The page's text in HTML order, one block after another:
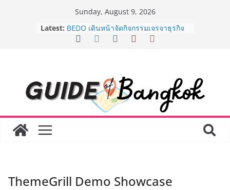
Sunday, August 9, 2026
Latest: AirAsia X SEE FAH พันธมิตรทางธุรกิจ
ยาวนานกว่า 20 ปี ต่อยอดเสิร์ฟความ
“BIO TRADE CONNECT 2026” ยก
ระดับผลิตภัณฑ์ท้องถิ่นสู่ตลาดเชิง
พาณิชย์อย่างยั่งยืน
LORDNINE จัดศึกคนดังสายเกม ไทย
ปะทะ ฟิลิปปินส์ ใน “Rise of the Tenth
มหาวิทยาลัยเท่านั้น แต่ยังเตรียมพวก
ThemeGrill Demo Showcase